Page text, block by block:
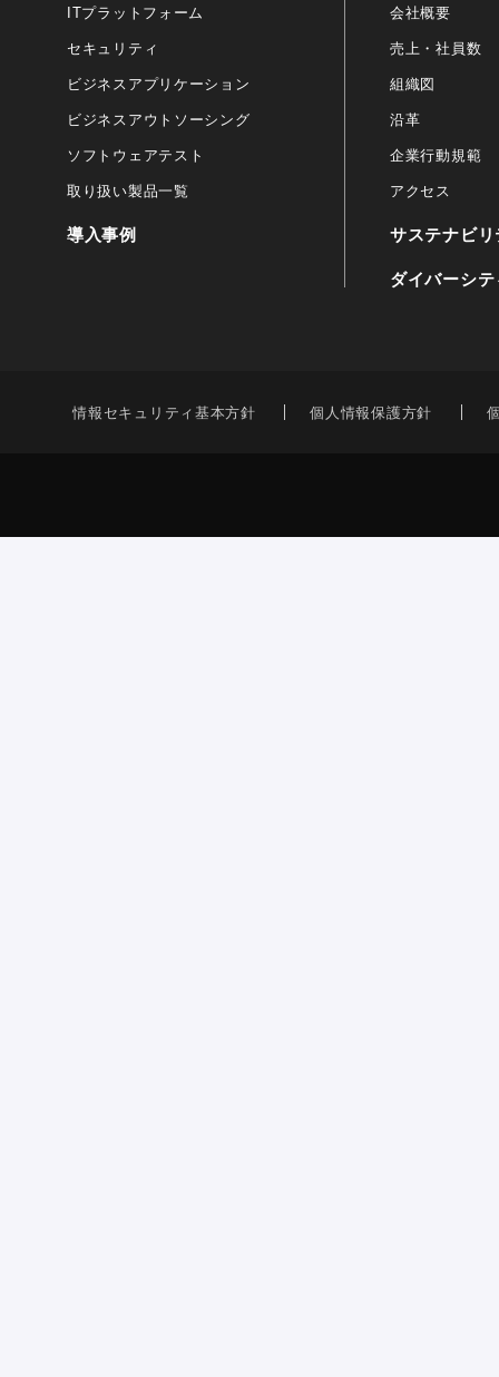
ITプラットフォーム
セキュリティ
ビジネスアプリケーション
ビジネスアウトソーシング
ソフトウェアテスト
取り扱い製品一覧
導入事例
会社概要
売上・社員数
組織図
沿革
企業行動規範
アクセス
サステナビリ
ダイバーシ
情報セキュリティ基本方針 個人情報保護方針